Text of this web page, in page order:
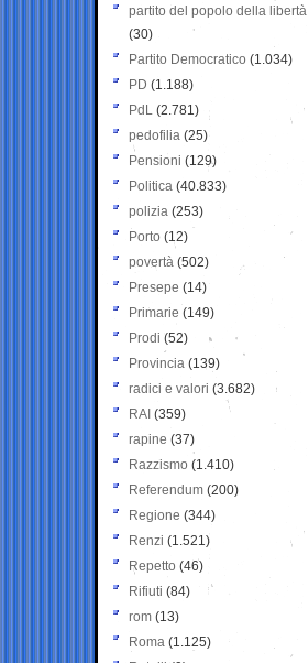
partito del popolo della libertà
(30)
Partito Democratico (1.034)
PD (1.188)
PdL (2.781)
pedofilia (25)
Pensioni (129)
Politica (40.833)
polizia (253)
Porto (12)
povertà (502)
Presepe (14)
Primarie (149)
Prodi (52)
Provincia (139)
radici e valori (3.682)
RAI (359)
rapine (37)
Razzismo (1.410)
Referendum (200)
Regione (344)
Renzi (1.521)
Repetto (46)
Rifiuti (84)
rom (13)
Roma (1.125)